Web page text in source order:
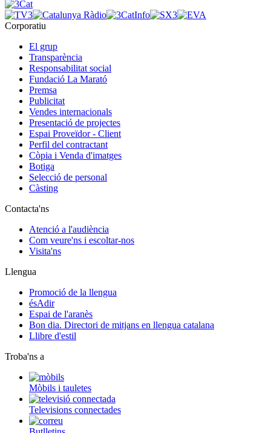
Corporatiu
El grup
Transparència
Responsabilitat social
Fundació La Marató
Premsa
Publicitat
Vendes internacionals
Presentació de projectes
Espai Proveïdor - Client
Perfil del contractant
Còpia i Venda d'imatges
Botiga
Selecció de personal
Càsting
Contacta'ns
Atenció a l'audiència
Com veure'ns i escoltar-nos
Visita'ns
Llengua
Promoció de la llengua
ésAdir
Espai de l'aranès
Bon dia. Directori de mitjans en llengua catalana
Llibre d'estil
Troba'ns a
Mòbils i tauletes
Televisions connectades